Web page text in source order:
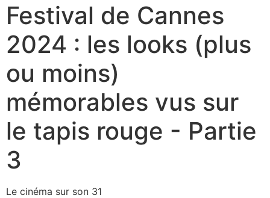
Festival de Cannes
2024 : les looks (plus
ou moins)
mémorables vus sur
le tapis rouge - Partie
3
Le cinéma sur son 31